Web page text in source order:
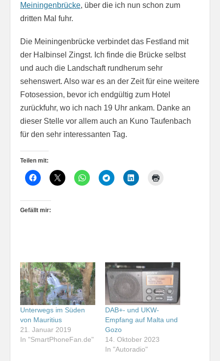
Meiningenbrücke, über die ich nun schon zum
dritten Mal fuhr.
Die Meiningenbrücke verbindet das Festland mit
der Halbinsel Zingst. Ich finde die Brücke selbst
und auch die Landschaft rundherum sehr
sehenswert. Also war es an der Zeit für eine weitere
Fotosession, bevor ich endgültig zum Hotel
zurückfuhr, wo ich nach 19 Uhr ankam. Danke an
dieser Stelle vor allem auch an Kuno Taufenbach
für den sehr interessanten Tag.
Teilen mit:
Gefällt mir:
Unterwegs im Süden
von Mauritius
21. Januar 2019
In "SmartPhoneFan.de"
DAB+- und UKW-
Empfang auf Malta und
Gozo
14. Oktober 2023
In "Autoradio"